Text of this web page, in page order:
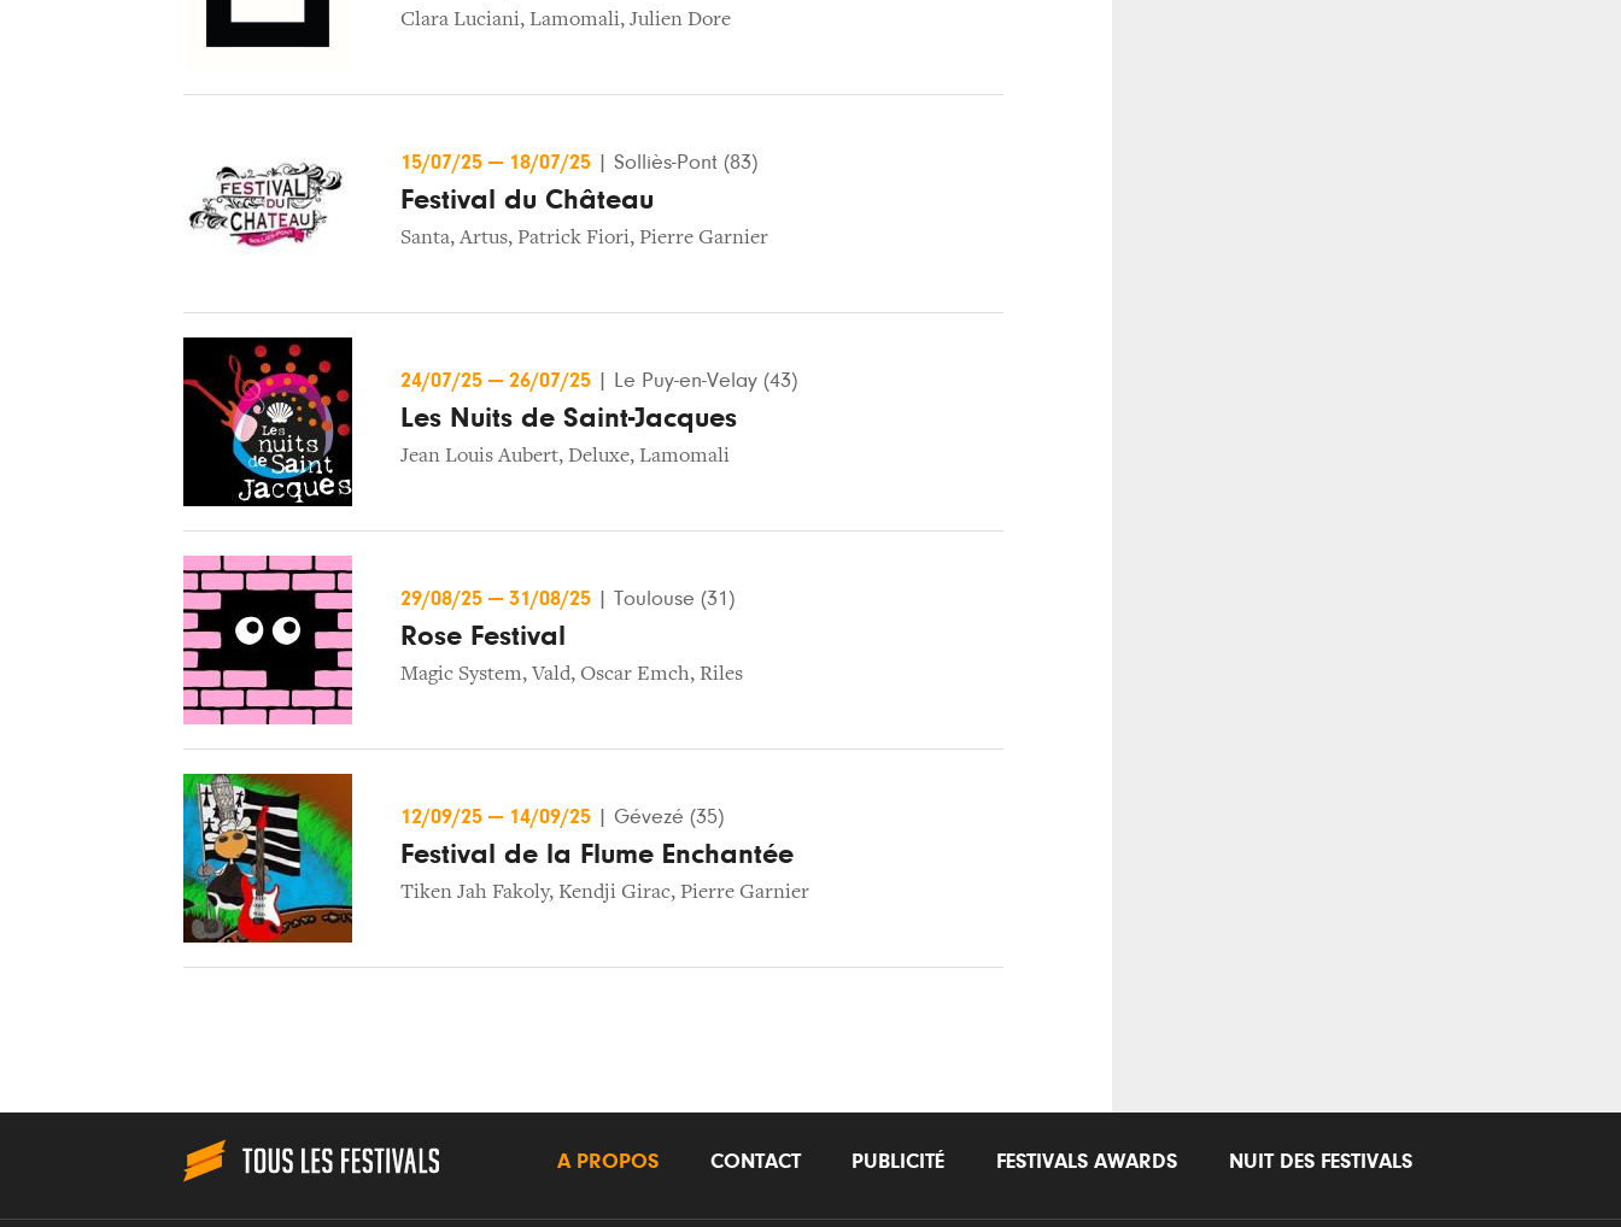
Clara Luciani, Lamomali, Julien Dore
15/07/25 — 18/07/25 Solliès-Pont (83)
Festival du Château
Santa,Artus, Patrick Fiori, Pierre Garnier
24/07/25 — 26/07/25 Le Puy-en-Velay (43)
Les Nuits de Saint-Jacques
Jean Louis Aubert, Deluxe, Lamomali
29/08/25 — 31/08/25 Toulouse (31)
Rose Festival
Magic System,Vald, Oscar Emch, Riles
12/09/25 — 14/09/25 Gévezé (35)
Festival de la Flume Enchantée
Tiken Jah Fakoly, Kendji Girac, Pierre Garnier
A PROPOS CONTACT PUBLICITÉ FESTIVALS AWARDS NUIT DES FESTIVALS